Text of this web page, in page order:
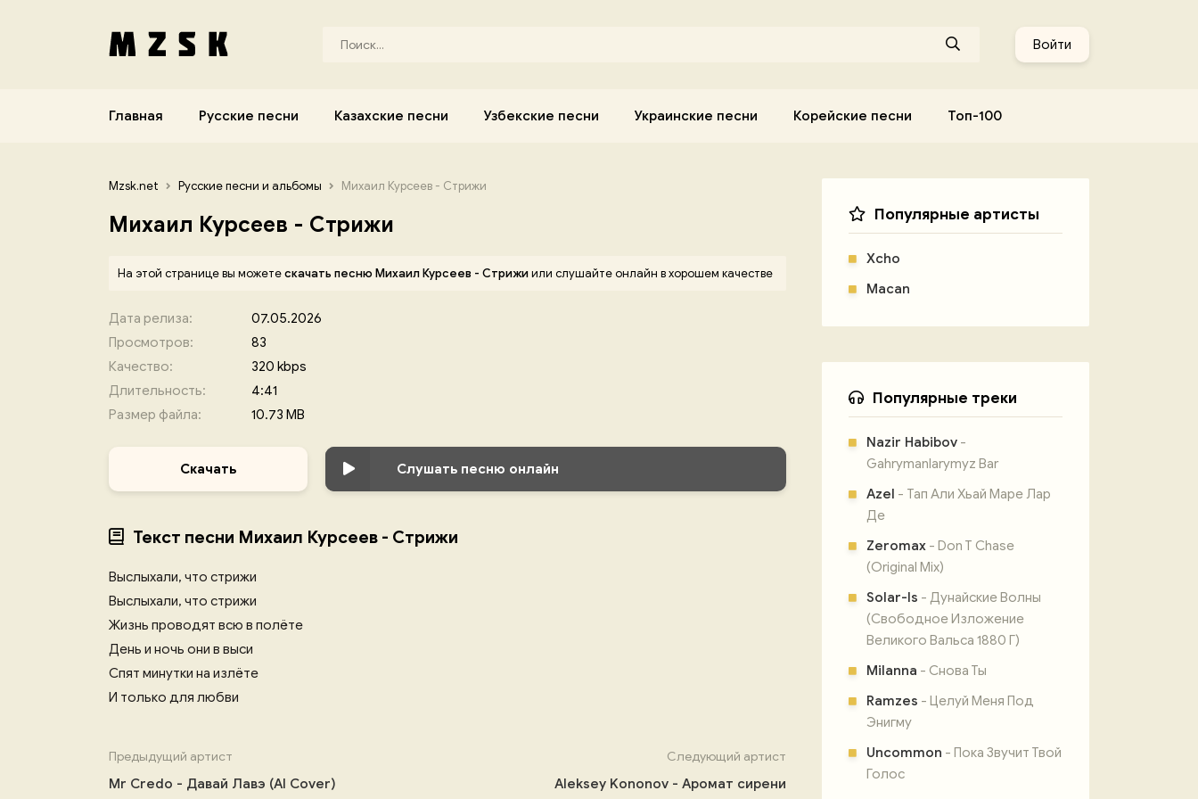
Войти
Главная Русские песни Казахские песни Узбекские песни Украинские песни Корейские песни Топ-100
Mzsk.net Русские песни и альбомы Михаил Курсеев - Стрижи
Михаил Курсеев - Стрижи
На этой странице вы можетескачать песню Михаил Курсеев - Стрижиили слушайте онлайн в хорошем качестве
Дата релиза:
07.05.2026
Просмотров:
83
Качество:
320 kbps
Длительность:
4:41
Размер файла:
10.73 MB
Скачать Слушать песню онлайн
Текст песни Михаил Курсеев - Стрижи
Выслыхали, что стрижи
Выслыхали, что стрижи
Жизнь проводят всю в полёте
День и ночь они в выси
Спят минутки на излёте
И только для любви
Предыдущий артист
Mr Credo - Давай Лавэ (AI Cover)
Следующий артист
Aleksey Kononov - Аромат сирени
Популярные артисты
Xcho
Macan
Популярные треки
Nazir Habibov -
Gahrymanlarymyz Bar
Azel - Тап Али Хьай Маре Лар
Де
Zeromax - Don T Chase
(Original Mix)
Solar-Is - Дунайские Волны
(Свободное Изложение
Великого Вальса 1880 Г)
Milanna - Снова Ты
Ramzes - Целуй Меня Под
Энигму
Uncommon - Пока Звучит Твой
Голос